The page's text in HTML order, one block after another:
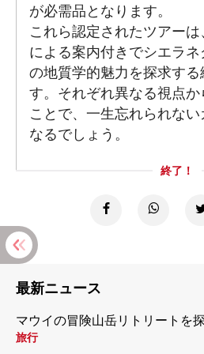
が必需品となります。
これら認定されたツアー
による案内付きでシエラ
の地質学的魅力を探求する
す。それぞれ異なる視点
ことで、一生忘れられな
なるでしょう。
終了！
最新ニュース
マウイの冒険山岳リトリートを
旅行